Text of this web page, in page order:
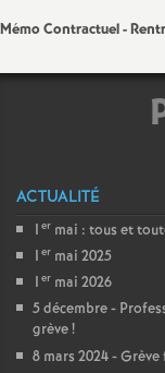
Mémo Contractuel -
ACTUALITÉ
1 er mai : tous et
1 er mai 2025
1 er mai 2026
5 décembre -
grève!
8 mars 2024 -